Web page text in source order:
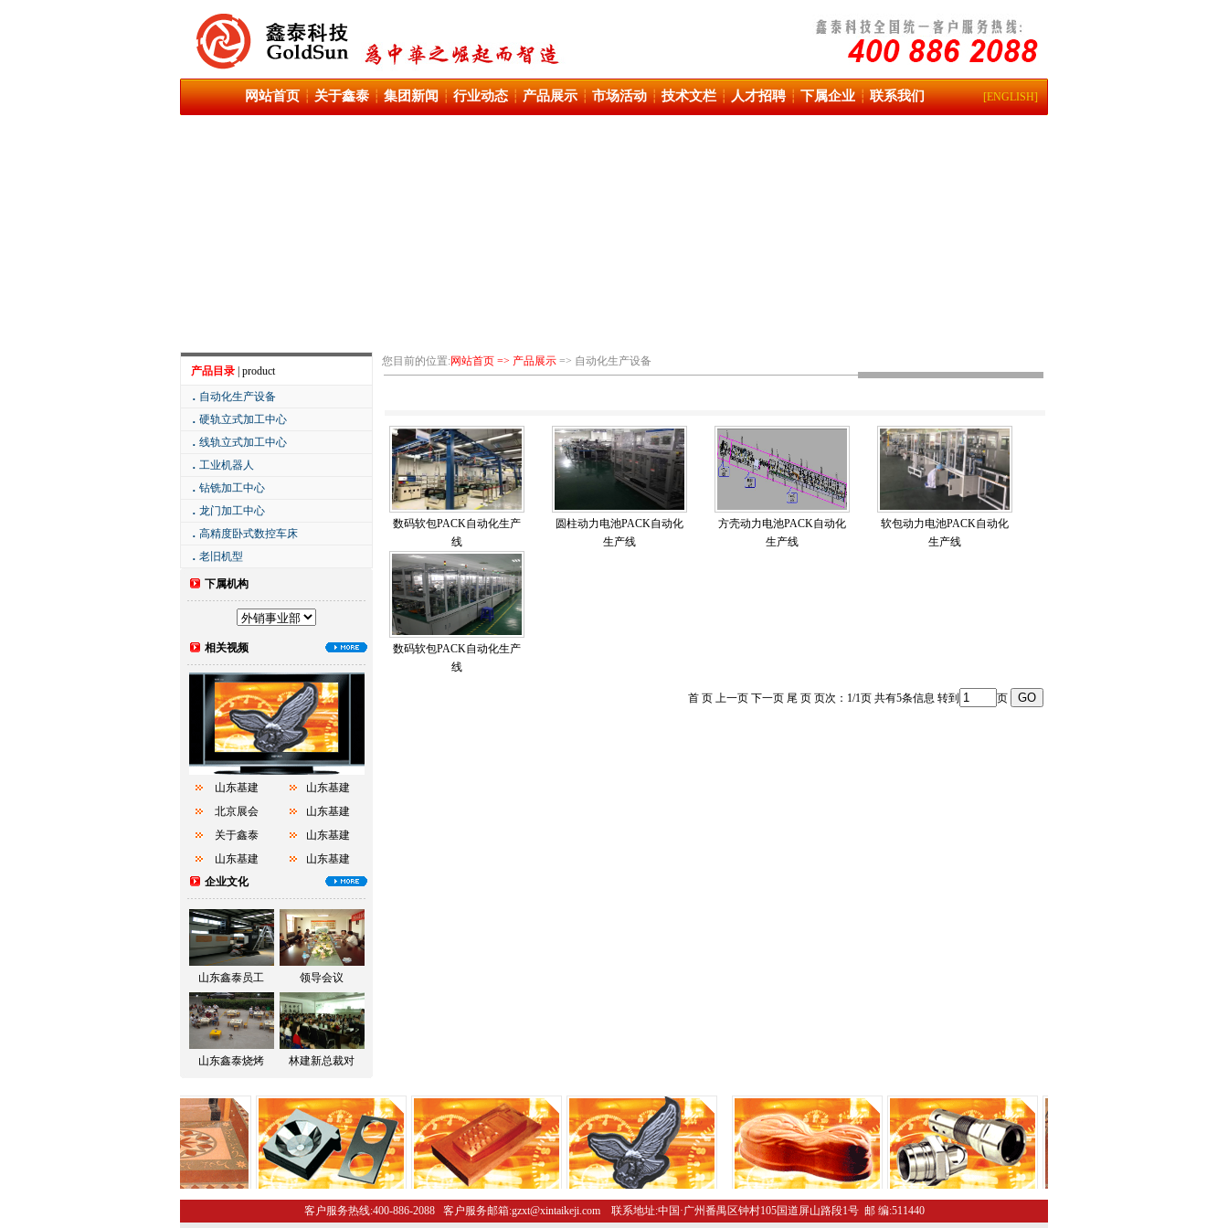
网站首页┆关于鑫泰┆集团新闻┆行业动态┆产品展示┆市场活动┆技术文栏┆人才招聘┆下属企业┆联系我们 [ENGLISH]
产品目录 | product
． 自动化生产设备
． 硬轨立式加工中心
． 线轨立式加工中心
． 工业机器人
． 钻铣加工中心
． 龙门加工中心
． 高精度卧式数控车床
． 老旧机型
下属机构
相关视频
山东基建
北京展会
关于鑫泰
山东基建
山东基建
山东基建
山东基建
山东基建
企业文化
山东鑫泰员工 领导会议
山东鑫泰烧烤 林建新总裁对
您目前的位置:网站首页 => 产品展示 => 自动化生产设备
数码软包PACK自动化生产
线
圆柱动力电池PACK自动化
生产线
方壳动力电池PACK自动化
生产线
软包动力电池PACK自动化
生产线
数码软包PACK自动化生产
线
首 页 上一页 下一页 尾 页 页次：1/1页 共有5条信息 转到 页
客户服务热线:400-886-2088 客户服务邮箱:gzxt@xintaikeji.com 联系地址:中国·广州番禺区钟村105国道屏山路段1号 邮 编:511440